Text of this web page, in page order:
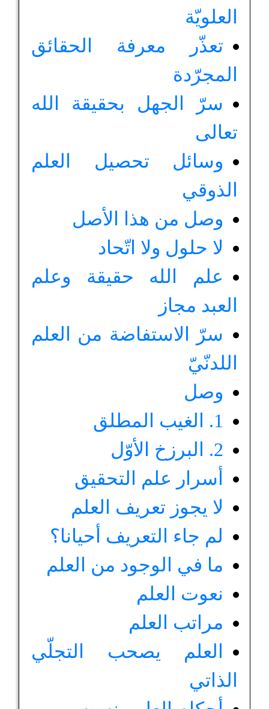
العلويّة
تعذّر معرفة الحقائق
المجرّدة
سرّ الجهل بحقيقة الله
تعالى
وسائل تحصيل العلم
الذوقي
وصل من هذا الأصل
لا حلول ولا اتّحاد
علم الله حقيقة وعلم
العبد مجاز
سرّ الاستفاضة من العلم
اللدنّيّ
وصل
1. الغيب المطلق
2. البرزخ الأوّل
أسرار علم التحقيق
لا يجوز تعريف العلم
لم جاء التعريف أحيانا؟
ما في الوجود من العلم
نعوت العلم
مراتب العلم
العلم يصحب التجلّي
الذاتي